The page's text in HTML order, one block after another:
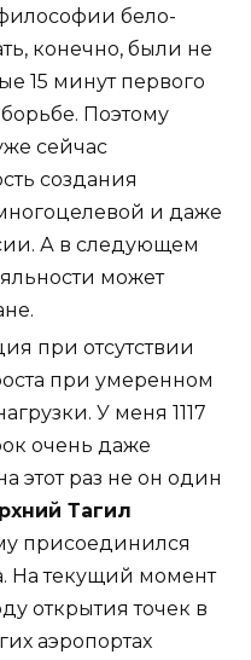
бело-
конечно, были не
15 минут первого
Поэтому
сейчас
создания
и даже
А в следующем
может
при отсутствии
при умеренном
У меня 1117
очень даже
этот раз не он один
Тагил
присоединился
На текущий момент
открытия точек в
аэропортах